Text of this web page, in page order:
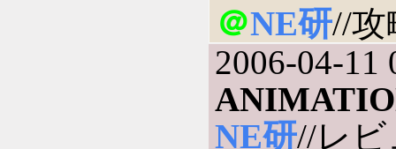
＠NE研//攻
2006-04-11
NE研//レビ